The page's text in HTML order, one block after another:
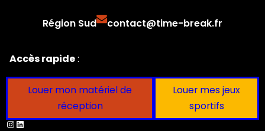
Région Sud contact@time-break.fr
Accès rapide:
Louer mon matériel de
réception
Louer mes jeux
sportifs
Instagram
LinkedIn